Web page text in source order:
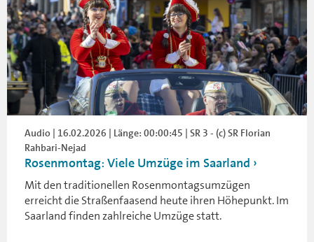
Audio | 16.02.2026 | Länge: 00:00:45 | SR 3 - (c) SR Florian
Rahbari-Nejad
Rosenmontag: Viele Umzüge im Saarland
Mit den traditionellen Rosenmontagsumzügen
erreicht die Straßenfaasend heute ihren Höhepunkt. Im
Saarland finden zahlreiche Umzüge statt.